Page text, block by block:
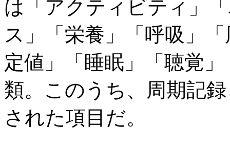
は「アクティビティ」
ス」「栄養」「呼吸」
定値」「睡眠」「聴覚
類。このうち、周期記
された項目だ。